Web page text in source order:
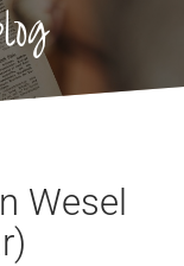
Wesel